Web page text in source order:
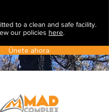
Únete ahora
to a clean and safe facility.
our policies here.